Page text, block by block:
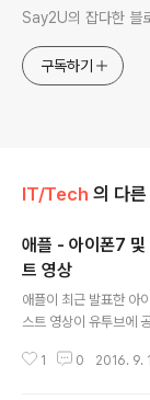
Say2U의 잡다한 블
구독하기
IT/Tech 의 다른
애플 - 아이폰7 및
트 영상
애플이 최근 발표한 아
스트 영상이 유투브에
에 대해 완벽한 보호가
1 0 2016. 9.